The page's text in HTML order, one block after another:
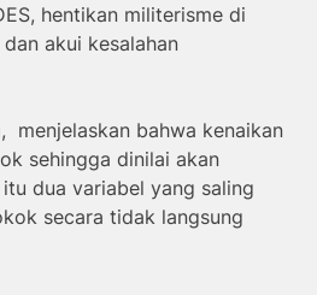
hentikan militerisme di
akui kesalahan
menjelaskan bahwa kenaikan
sehingga dinilai akan
dua variabel yang saling
secara tidak langsung